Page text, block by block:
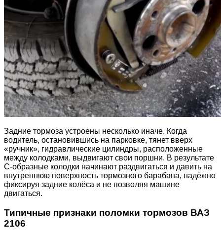
Задние тормоза устроены несколько иначе. Когда
водитель, остановившись на парковке, тянет вверх
«ручник», гидравлические цилиндры, расположенные
между колодками, выдвигают свои поршни. В результате
С-образные колодки начинают раздвигаться и давить на
внутреннюю поверхность тормозного барабана, надёжно
фиксируя задние колёса и не позволяя машине
двигаться.
Типичные признаки поломки тормозов ВАЗ
2106